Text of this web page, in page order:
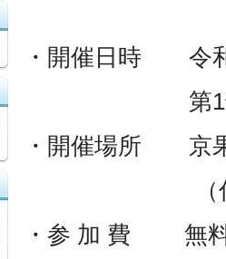
・開催日時 令
第1部11:00
・開催場所 京
（住所：京
・参 加 費 無料